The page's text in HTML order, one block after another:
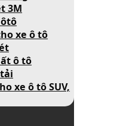
3M
xe ô tô
ô tô
xe ô tô SUV,